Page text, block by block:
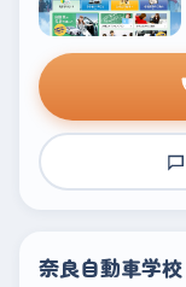
奈良自動車学校